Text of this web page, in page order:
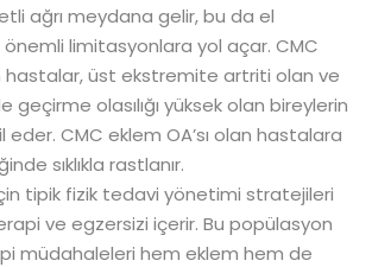
ağrı meydana gelir, bu da el
önemli limitasyonlara yol açar. CMC
hastalar, üst ekstremite artriti olan ve
geçirme olasılığı yüksek olan bireylerin
CMC eklem OA’sı olan hastalara
sıklıkla rastlanır.
tipik fizik tedavi yönetimi stratejileri
ve egzersizi içerir. Bu popülasyon
müdahaleleri hem eklem hem de